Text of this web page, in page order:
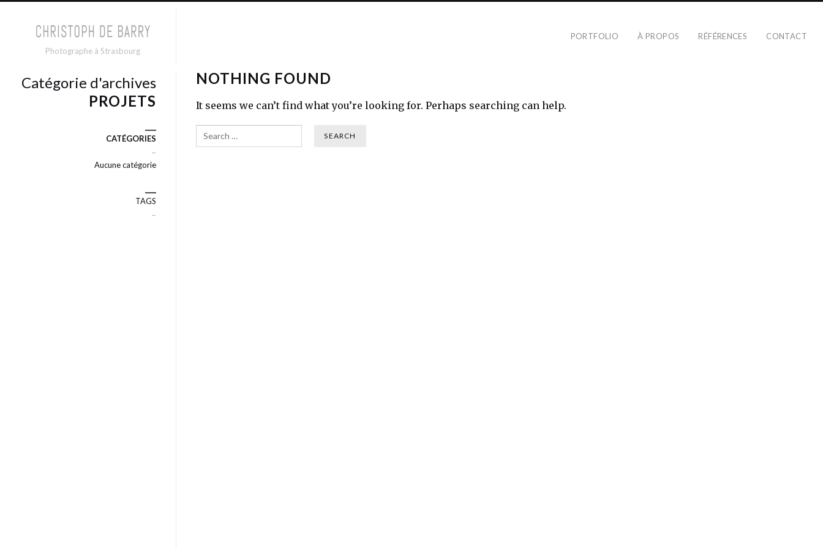
Photographe à Strasbourg
PORTFOLIO À PROPOS RÉFÉRENCES CONTACT
NOTHING FOUND
It seems we can’t find what you’re looking for. Perhaps searching can help.
Search
Catégorie d'archives
PROJETS
CATÉGORIES
–
Aucune catégorie
TAGS
–